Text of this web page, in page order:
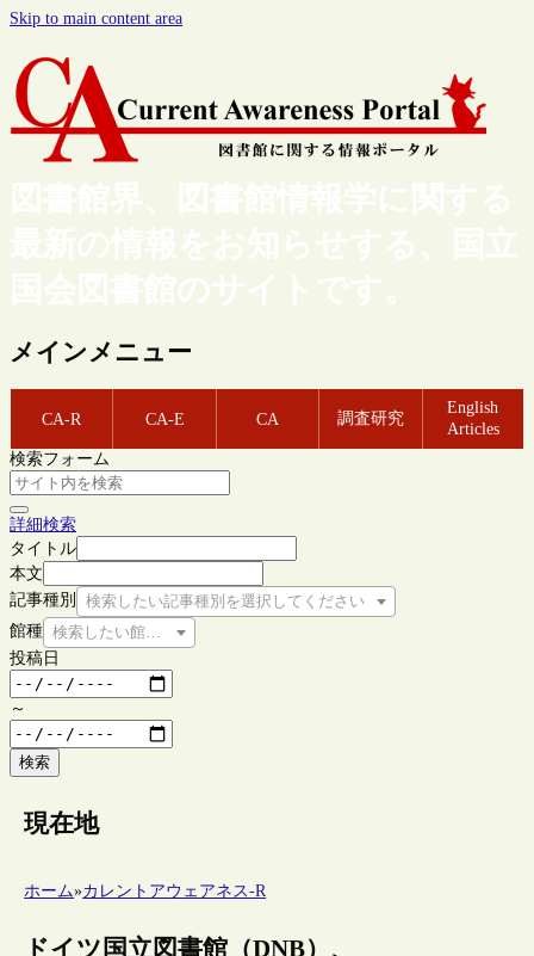
Skip to main content area
図書館界、図書館情報学に関する
最新の情報をお知らせする、国立
国会図書館のサイトです。
メインメニュー
CA-R CA-E CA 調査研究
English
Articles
検索フォーム
詳細検索
タイトル
本文
記事種別
検索したい記事種別を選択してください
館種 検索したい館種を選択してください
投稿日
～
検索
現在地
ホーム»カレントアウェアネス-R
ドイツ国立図書館（DNB）、